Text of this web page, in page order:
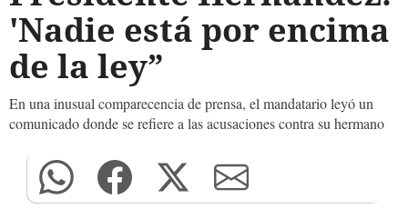
'Nadie está por encima
de la ley”
En una inusual comparecencia de prensa, el mandatario leyó un
comunicado donde se refiere a las acusaciones contra su hermano